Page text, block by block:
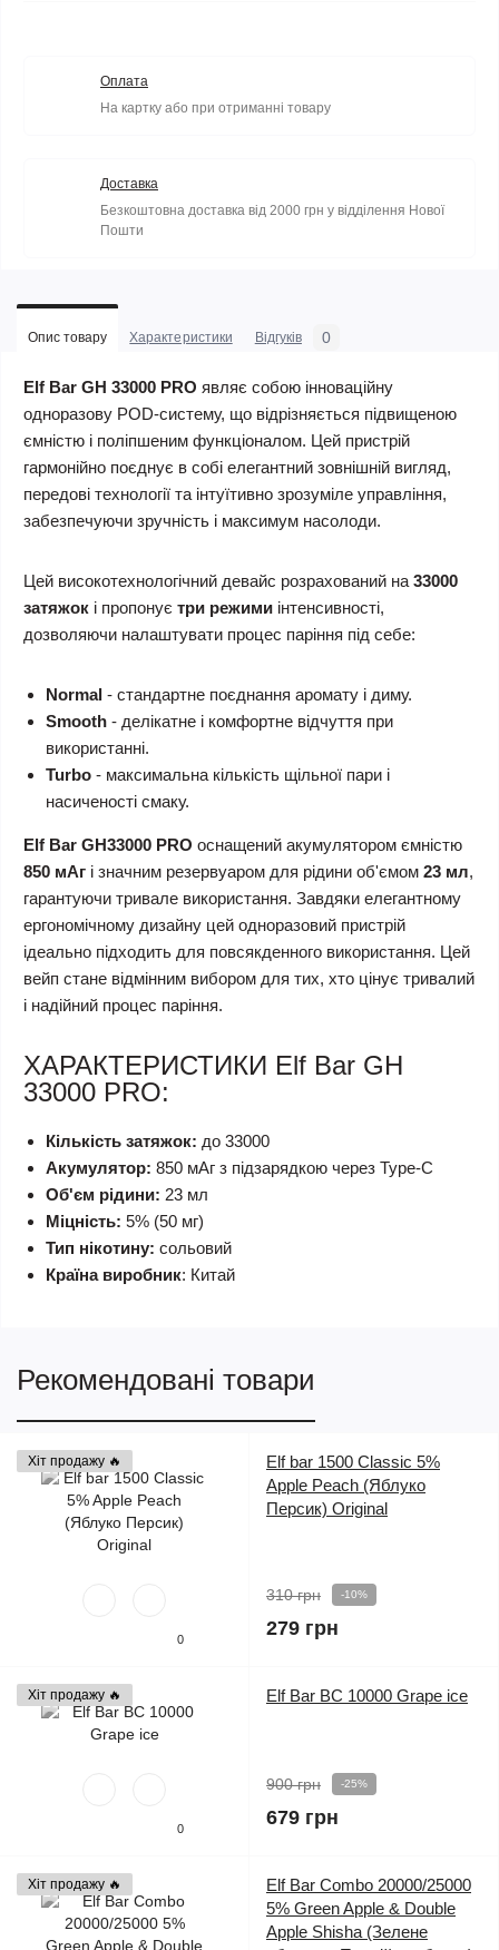
Оплата
На картку або при отриманні товару
Доставка
Безкоштовна доставка від 2000 грн у відділення Нової
Пошти
Опис товару Характеристики Відгуків 0
Elf Bar GH 33000 PRO являє собою інноваційну
одноразову POD-систему, що відрізняється підвищеною
ємністю і поліпшеним функціоналом. Цей пристрій
гармонійно поєднує в собі елегантний зовнішній вигляд,
передові технології та інтуїтивно зрозуміле управління,
забезпечуючи зручність і максимум насолоди.
Цей високотехнологічний девайс розрахований на 33000
затяжок і пропонує три режими інтенсивності,
дозволяючи налаштувати процес паріння під себе:
Normal - стандартне поєднання аромату і диму.
Smooth - делікатне і комфортне відчуття при
використанні.
Turbo - максимальна кількість щільної пари і
насиченості смаку.
Elf Bar GH33000 PRO оснащений акумулятором ємністю
850 мАг і значним резервуаром для рідини об'ємом 23 мл,
гарантуючи тривале використання. Завдяки елегантному
ергономічному дизайну цей одноразовий пристрій
ідеально підходить для повсякденного використання. Цей
вейп стане відмінним вибором для тих, хто цінує тривалий
і надійний процес паріння.
ХАРАКТЕРИСТИКИ Elf Bar GH
33000 PRO:
Кількість затяжок: до 33000
Акумулятор: 850 мАг з підзарядкою через Type-C
Об'єм рідини: 23 мл
Міцність: 5% (50 мг)
Тип нікотину: сольовий
Країна виробник: Китай
Рекомендовані товари
Хіт продажу 🔥
0
Elf bar 1500 Classic 5%
Apple Peach (Яблуко
Персик) Original
310 грн -10%
279 грн
Хіт продажу 🔥
0
Elf Bar BC 10000 Grape ice
900 грн -25%
679 грн
Хіт продажу 🔥
Elf Bar Combo 20000/25000
5% Green Apple & Double
Apple Shisha (Зелене